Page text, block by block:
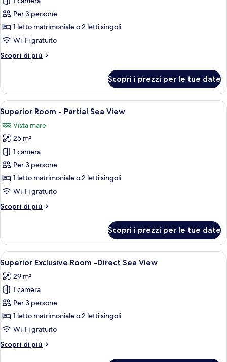
foto
per
Camera
Standard
letto
2
letti
singoli
Per 3 persone
1 letto matrimoniale o 2 letti singoli
Wi-Fi gratuito
Scopri di più
Altri
Standard
con
letto
matrimoniale
o
2
letti
singoli
Scopri i prezzi per le tue date
Apri
tutte
le
foto
per
Superior
Room
-
Sea
Una camera da letto moderna con
10
Superior Room - Partial Sea View
Vista mare
25 m²
1 camera
Per 3 persone
1 letto matrimoniale o 2 letti singoli
Wi-Fi gratuito
Scopri di più
Altri
Room
Partial
Sea
View
Scopri i prezzi per le tue date
Apri
tutte
le
foto
per
Superior
Exclusive
-
Una camera d'albergo moderna con
10
Superior Exclusive Room -Direct Sea View
29 m²
1 camera
Per 3 persone
1 letto matrimoniale o 2 letti singoli
Wi-Fi gratuito
Scopri di più
Altri